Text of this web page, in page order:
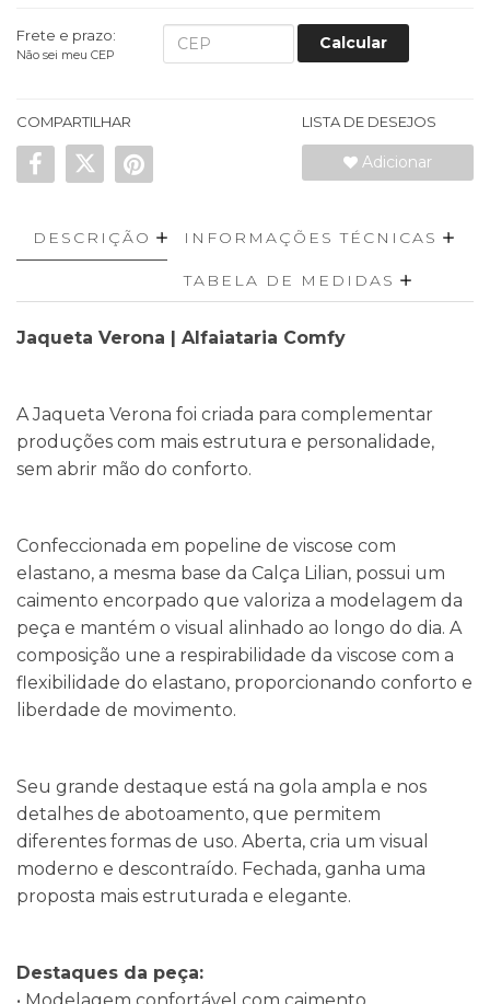
Frete e prazo:
Não sei meu CEP
Calcular
COMPARTILHAR LISTA DE DESEJOS
Adicionar
DESCRIÇÃO INFORMAÇÕES TÉCNICAS
TABELA DE MEDIDAS
Jaqueta Verona | Alfaiataria Comfy
A Jaqueta Verona foi criada para complementar
produções com mais estrutura e personalidade,
sem abrir mão do conforto.
Confeccionada em popeline de viscose com
elastano, a mesma base da Calça Lilian, possui um
caimento encorpado que valoriza a modelagem da
peça e mantém o visual alinhado ao longo do dia. A
composição une a respirabilidade da viscose com a
flexibilidade do elastano, proporcionando conforto e
liberdade de movimento.
Seu grande destaque está na gola ampla e nos
detalhes de abotoamento, que permitem
diferentes formas de uso. Aberta, cria um visual
moderno e descontraído. Fechada, ganha uma
proposta mais estruturada e elegante.
Destaques da peça:
• Modelagem confortável com caimento